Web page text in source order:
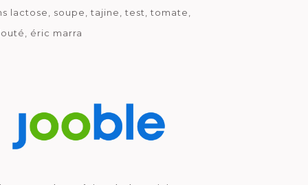
lactose
soupe tajine test
tomate
éric marra